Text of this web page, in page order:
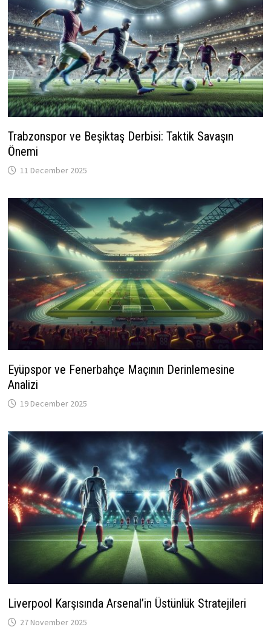
Trabzonspor ve Beşiktaş Derbisi: Taktik Savaşın
Önemi
11 December 2025
Eyüpspor ve Fenerbahçe Maçının Derinlemesine
Analizi
19 December 2025
Liverpool Karşısında Arsenal’in Üstünlük Stratejileri
27 November 2025